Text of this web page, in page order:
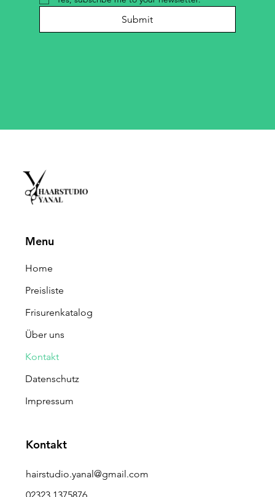
Submit
Kontakt
hairstudio.yanal@gmail.com
Menu
Home
Preisliste
Frisurenkatalog
Über uns
Kontakt
Datenschutz
Impressum